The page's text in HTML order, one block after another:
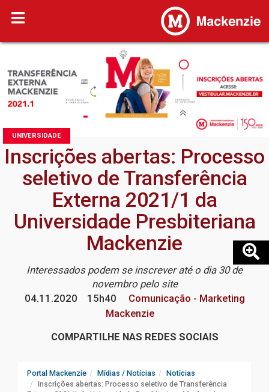
UNIVERSIDADE
Inscrições abertas: Processo
seletivo de Transferência
Externa 2021/1 da
Universidade Presbiteriana
Mackenzie
Interessados podem se inscrever até o dia 30 de
novembro pelo site
04.11.2020
15h40
Comunicação - Marketing
Mackenzie
COMPARTILHE NAS REDES SOCIAIS
Portal Mackenzie Mídias / Notícias
Notícias
Inscrições abertas: Processo seletivo de Transferência